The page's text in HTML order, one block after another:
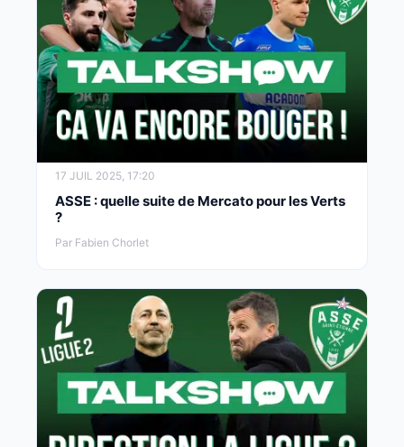
17 JUIL 2025, 17:20
ASSE : quelle suite de Mercato pour les Verts
?
Par Fabien Chorlet